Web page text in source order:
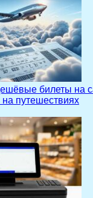
билеты на
на путешествиях